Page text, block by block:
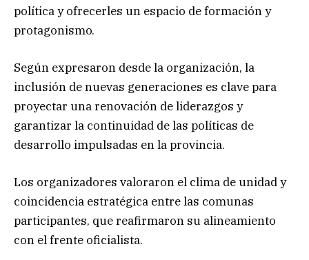
política y ofrecerles un espacio de formación y
protagonismo.
Según expresaron desde la organización, la
inclusión de nuevas generaciones es clave para
proyectar una renovación de liderazgos y
garantizar la continuidad de las políticas de
desarrollo impulsadas en la provincia.
Los organizadores valoraron el clima de unidad y
coincidencia estratégica entre las comunas
participantes, que reafirmaron su alineamiento
con el frente oficialista.